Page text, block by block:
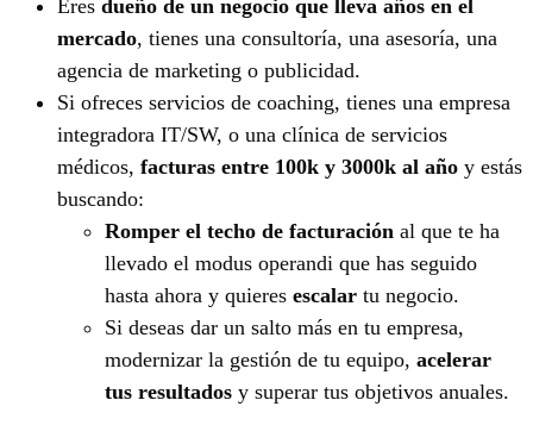
Eres dueño de un negocio que lleva años en el
mercado, tienes una consultoría, una asesoría, una
agencia de marketing o publicidad.
Si ofreces servicios de coaching, tienes una empresa
integradora IT/SW, o una clínica de servicios
médicos, facturas entre 100k y 3000k al año y estás
buscando:
Romper el techo de facturación al que te ha
llevado el modus operandi que has seguido
hasta ahora y quieres escalar tu negocio.
Si deseas dar un salto más en tu empresa,
modernizar la gestión de tu equipo, acelerar
tus resultados y superar tus objetivos anuales.